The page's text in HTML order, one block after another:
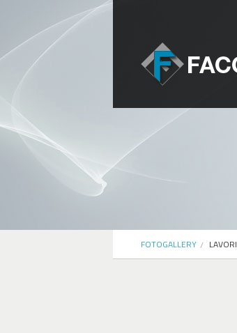
FOTOGALLERY LAVORI